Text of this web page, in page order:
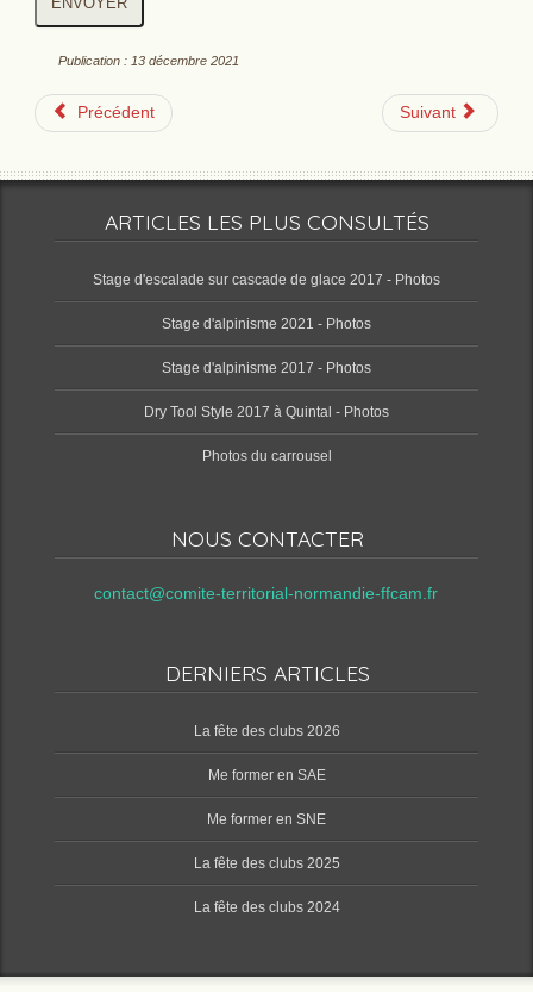
Publication : 13 décembre 2021
Précédent Suivant
ARTICLES LES PLUS CONSULTÉS
Stage d'escalade sur cascade de glace 2017 - Photos
Stage d'alpinisme 2021 - Photos
Stage d'alpinisme 2017 - Photos
Dry Tool Style 2017 à Quintal - Photos
Photos du carrousel
NOUS CONTACTER
contact@comite-territorial-normandie-ffcam.fr
DERNIERS ARTICLES
‌La fête des clubs 2026
Me former en SAE
Me former en SNE
‌La fête des clubs 2025
‌La fête des clubs 2024